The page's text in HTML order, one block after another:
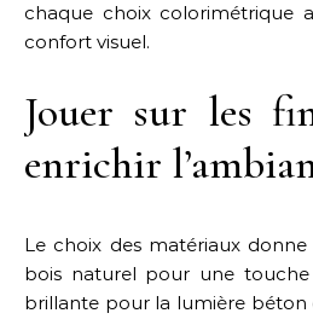
chaque choix colorimétrique
confort visuel.
Jouer sur les
enrichir
Le choix des matériaux
bois naturel pour une
brillante pour la lumière